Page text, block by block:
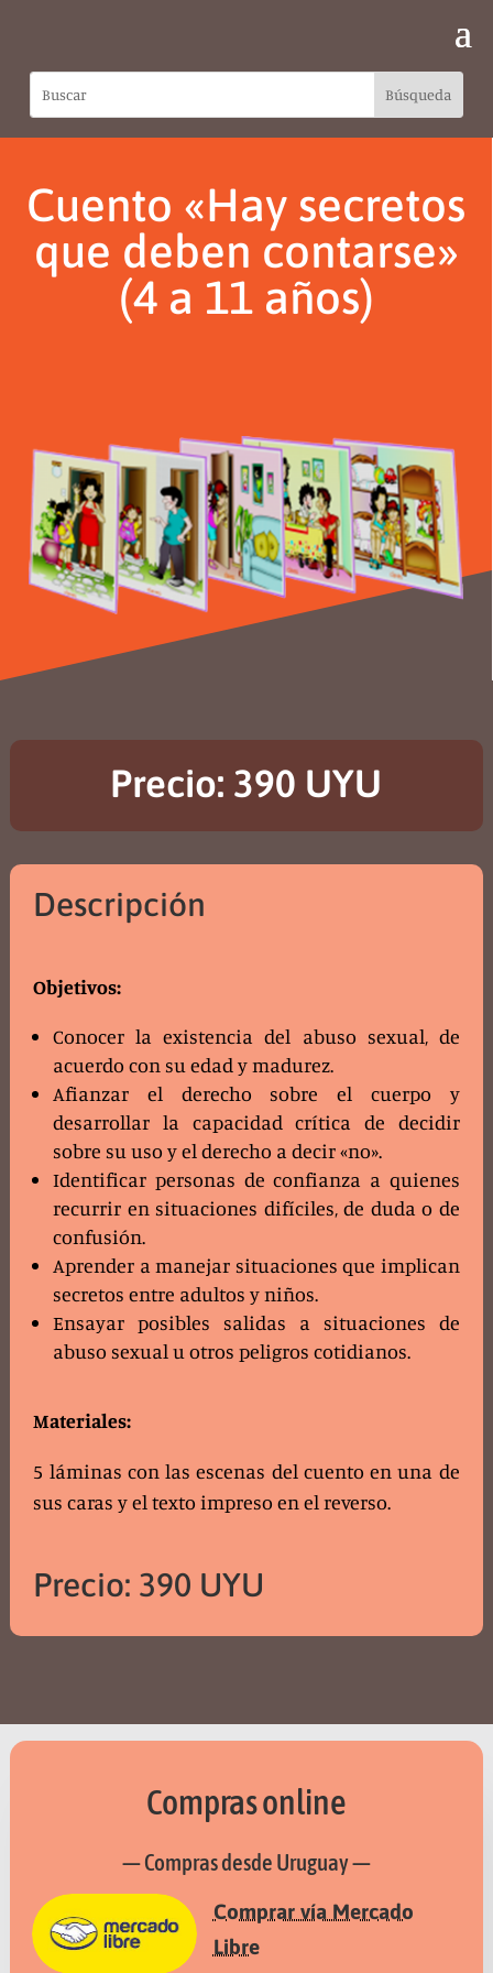
Cuento «Hay secretos
que deben contarse»
(4 a 11 años)
Precio: 390 UYU
Descripción
Objetivos:
Conocer la existencia del abuso sexual, de
acuerdo con su edad y madurez.
Afianzar el derecho sobre el cuerpo y
desarrollar la capacidad crítica de decidir
sobre su uso y el derecho a decir «no».
Identificar personas de confianza a quienes
recurrir en situaciones difíciles, de duda o de
confusión.
Aprender a manejar situaciones que implican
secretos entre adultos y niños.
Ensayar posibles salidas a situaciones de
abuso sexual u otros peligros cotidianos.
Materiales:
5 láminas con las escenas del cuento en una de
sus caras y el texto impreso en el reverso.
Precio: 390 UYU
Compras online
— Compras desde Uruguay —
Comprar vía Mercado
Libre